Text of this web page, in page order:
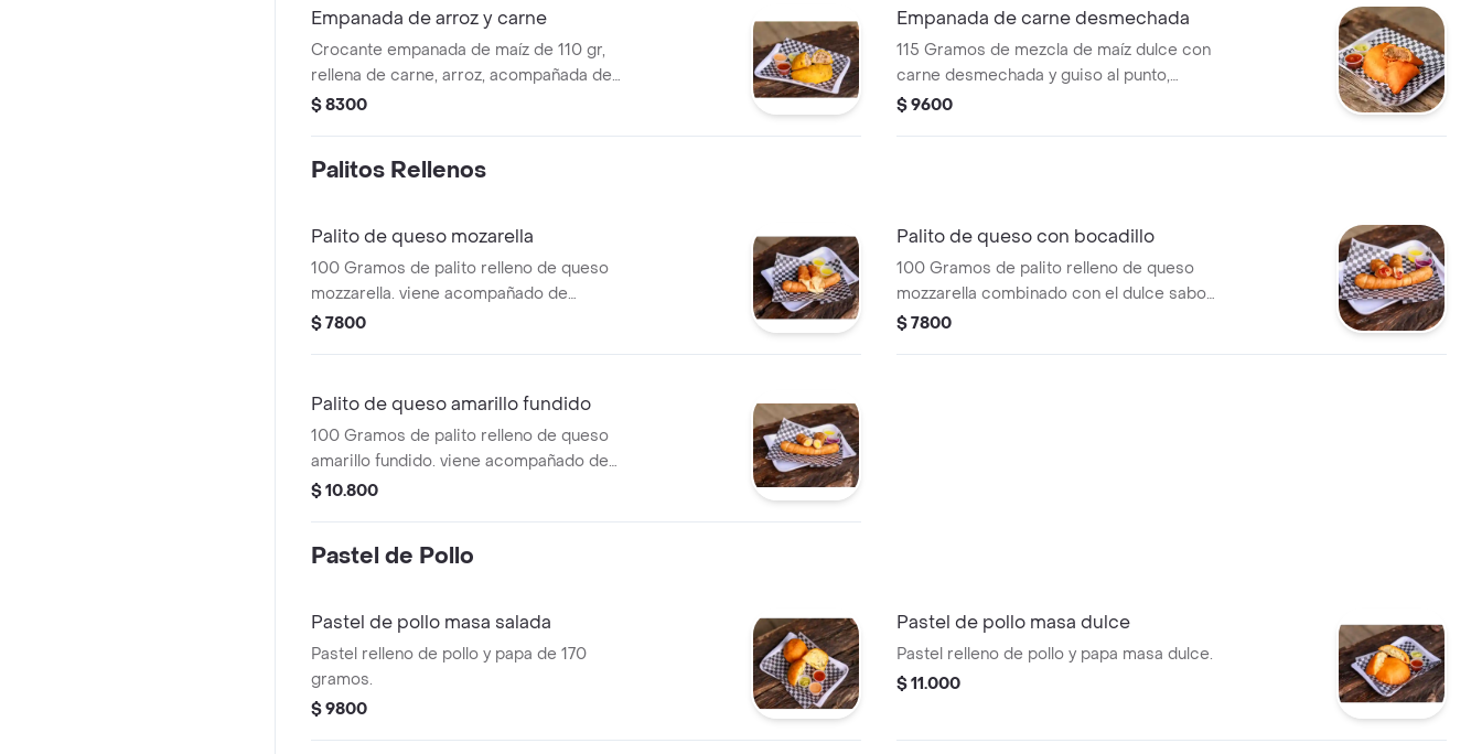
Empanada de arroz y carne
Crocante empanada de maíz de 110 gr,
rellena de carne, arroz, acompañada de
ají dulce o picante, guacamole, salsa
$ 8300
Empanada de carne desmechada
115 Gramos de mezcla de maíz dulce con
carne desmechada y guiso al punto,
¡tenés que probarla!.
$ 9600
Palitos Rellenos
Palito de queso mozarella
100 Gramos de palito relleno de queso
mozzarella. viene acompañado de
mermelada de piña y mora, disfrútalo
$ 7800
Palito de queso con bocadillo
100 Gramos de palito relleno de queso
mozzarella combinado con el dulce sabor
del bocadillo, acompañado de mermelada
$ 7800
Palito de queso amarillo fundido
100 Gramos de palito relleno de queso
amarillo fundido. viene acompañado de
mermelada de piña y mora.
$ 10.800
Pastel de Pollo
Pastel de pollo masa salada
Pastel relleno de pollo y papa de 170
gramos.
$ 9800
Pastel de pollo masa dulce
Pastel relleno de pollo y papa masa dulce.
$ 11.000